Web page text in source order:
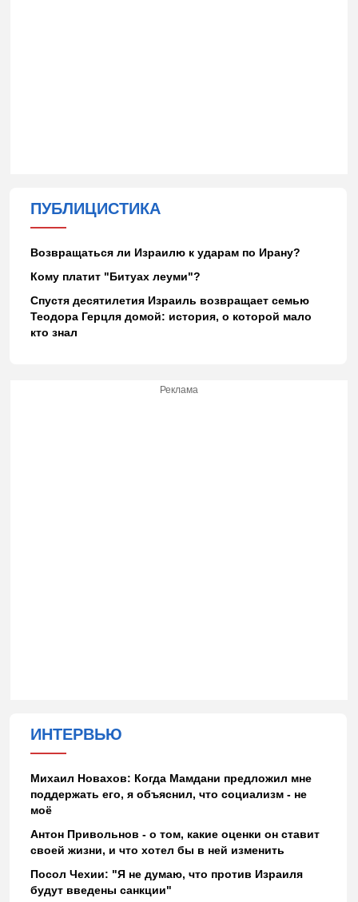
ПУБЛИЦИСТИКА
Возвращаться ли Израилю к ударам по Ирану?
Кому платит "Битуах леуми"?
Спустя десятилетия Израиль возвращает семью
Теодора Герцля домой: история, о которой мало
кто знал
Реклама
ИНТЕРВЬЮ
Михаил Новахов: Когда Мамдани предложил мне
поддержать его, я объяснил, что социализм - не
моё
Антон Привольнов - о том, какие оценки он ставит
своей жизни, и что хотел бы в ней изменить
Посол Чехии: "Я не думаю, что против Израиля
будут введены санкции"